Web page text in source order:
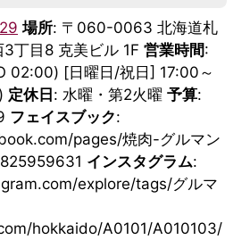
場所: 〒060-0063 北海道札
丁目8 克美ビル 1F 営業時間:
02:00) [日曜日/祝日] 17:00～
定休日: 水曜・第2火曜 予算:
フェイスブック:
pages/焼肉-グルマン
インスタグラム:
explore/tags/グルマ
hokkaido/A0101/A010103/